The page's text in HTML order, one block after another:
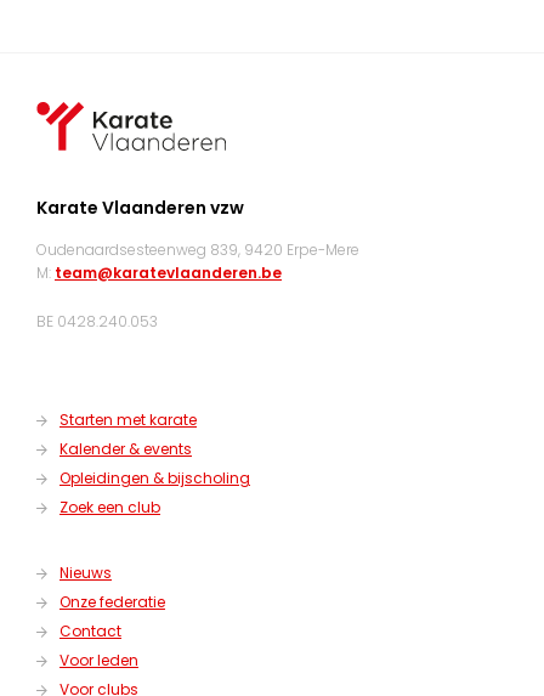
Karate Vlaanderen vzw
Oudenaardsesteenweg 839, 9420 Erpe-Mere
M: team@karatevlaanderen.be
BE 0428.240.053
Starten met karate
Kalender & events
Opleidingen & bijscholing
Zoek een club
Nieuws
Onze federatie
Contact
Voor leden
Voor clubs